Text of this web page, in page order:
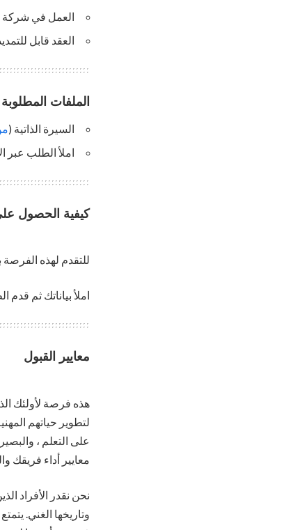
العمل في شركة
العقد قابل
الملفات المطلوبة
السيرة الذاتية (
املأ الطلب عبر
كيفية الحصول
للتقدم لهذه
املأ بياناتك ثم قدم
معايير القبول
هذه فرصة لأولئك
لتطوير حياتهم
على التعلم ،
معايير أداء فريقك
نحن نقدر الأفراد
وتاريخها الغني.